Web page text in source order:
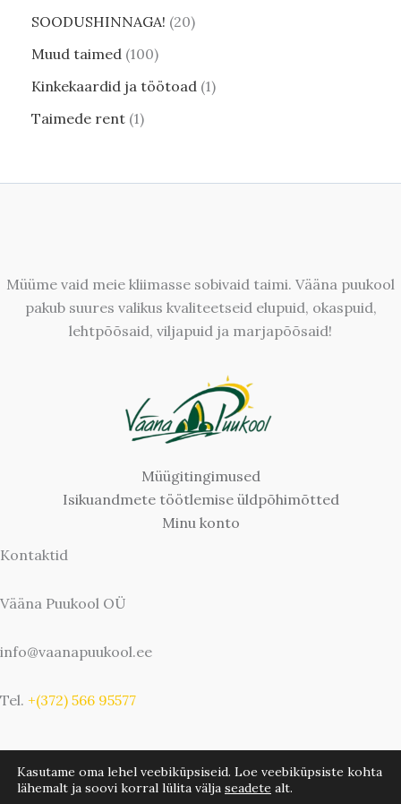
SOODUSHINNAGA! 20
Muud taimed 100
Kinkekaardid ja töötoad 1
Taimede rent 1
Müüme vaid meie kliimasse sobivaid taimi. Vääna puukool
pakub suures valikus kvaliteetseid elupuid, okaspuid,
lehtpõõsaid, viljapuid ja marjapõõsaid!
Müügitingimused
Isikuandmete töötlemise üldpõhimõtted
Minu konto
Kontaktid
Vääna Puukool OÜ
info@vaanapuukool.ee
Tel. +(372) 566 95577
Kasutame oma lehel veebiküpsiseid. Loe veebiküpsiste kohta
lähemalt ja soovi korral lülita välja seadete alt.